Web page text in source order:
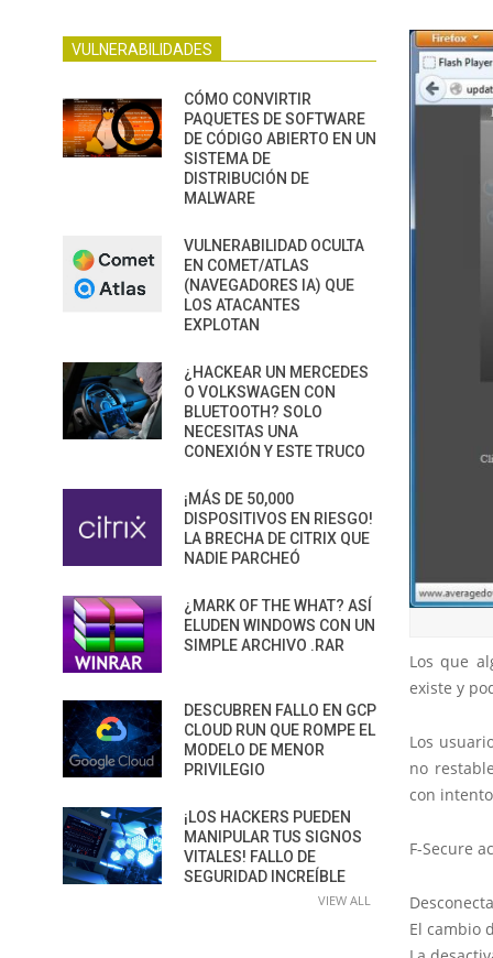
Los que
existe y
Los
no
con
F-Secure
El cambio
VULNERABILIDADES
CÓMO CONVIRTIR
PAQUETES DE SOFTWARE
DE CÓDIGO ABIERTO EN UN
SISTEMA DE
DISTRIBUCIÓN DE
MALWARE
VULNERABILIDAD OCULTA
EN COMET/ATLAS
(NAVEGADORES IA) QUE
LOS ATACANTES
EXPLOTAN
¿HACKEAR UN MERCEDES
O VOLKSWAGEN CON
BLUETOOTH? SOLO
NECESITAS UNA
CONEXIÓN Y ESTE TRUCO
¡MÁS DE 50,000
DISPOSITIVOS EN RIESGO!
LA BRECHA DE CITRIX QUE
NADIE PARCHEÓ
¿MARK OF THE WHAT? ASÍ
ELUDEN WINDOWS CON UN
SIMPLE ARCHIVO .RAR
DESCUBREN FALLO EN GCP
CLOUD RUN QUE ROMPE EL
MODELO DE MENOR
PRIVILEGIO
¡LOS HACKERS PUEDEN
MANIPULAR TUS SIGNOS
VITALES! FALLO DE
SEGURIDAD INCREÍBLE
VIEW ALL